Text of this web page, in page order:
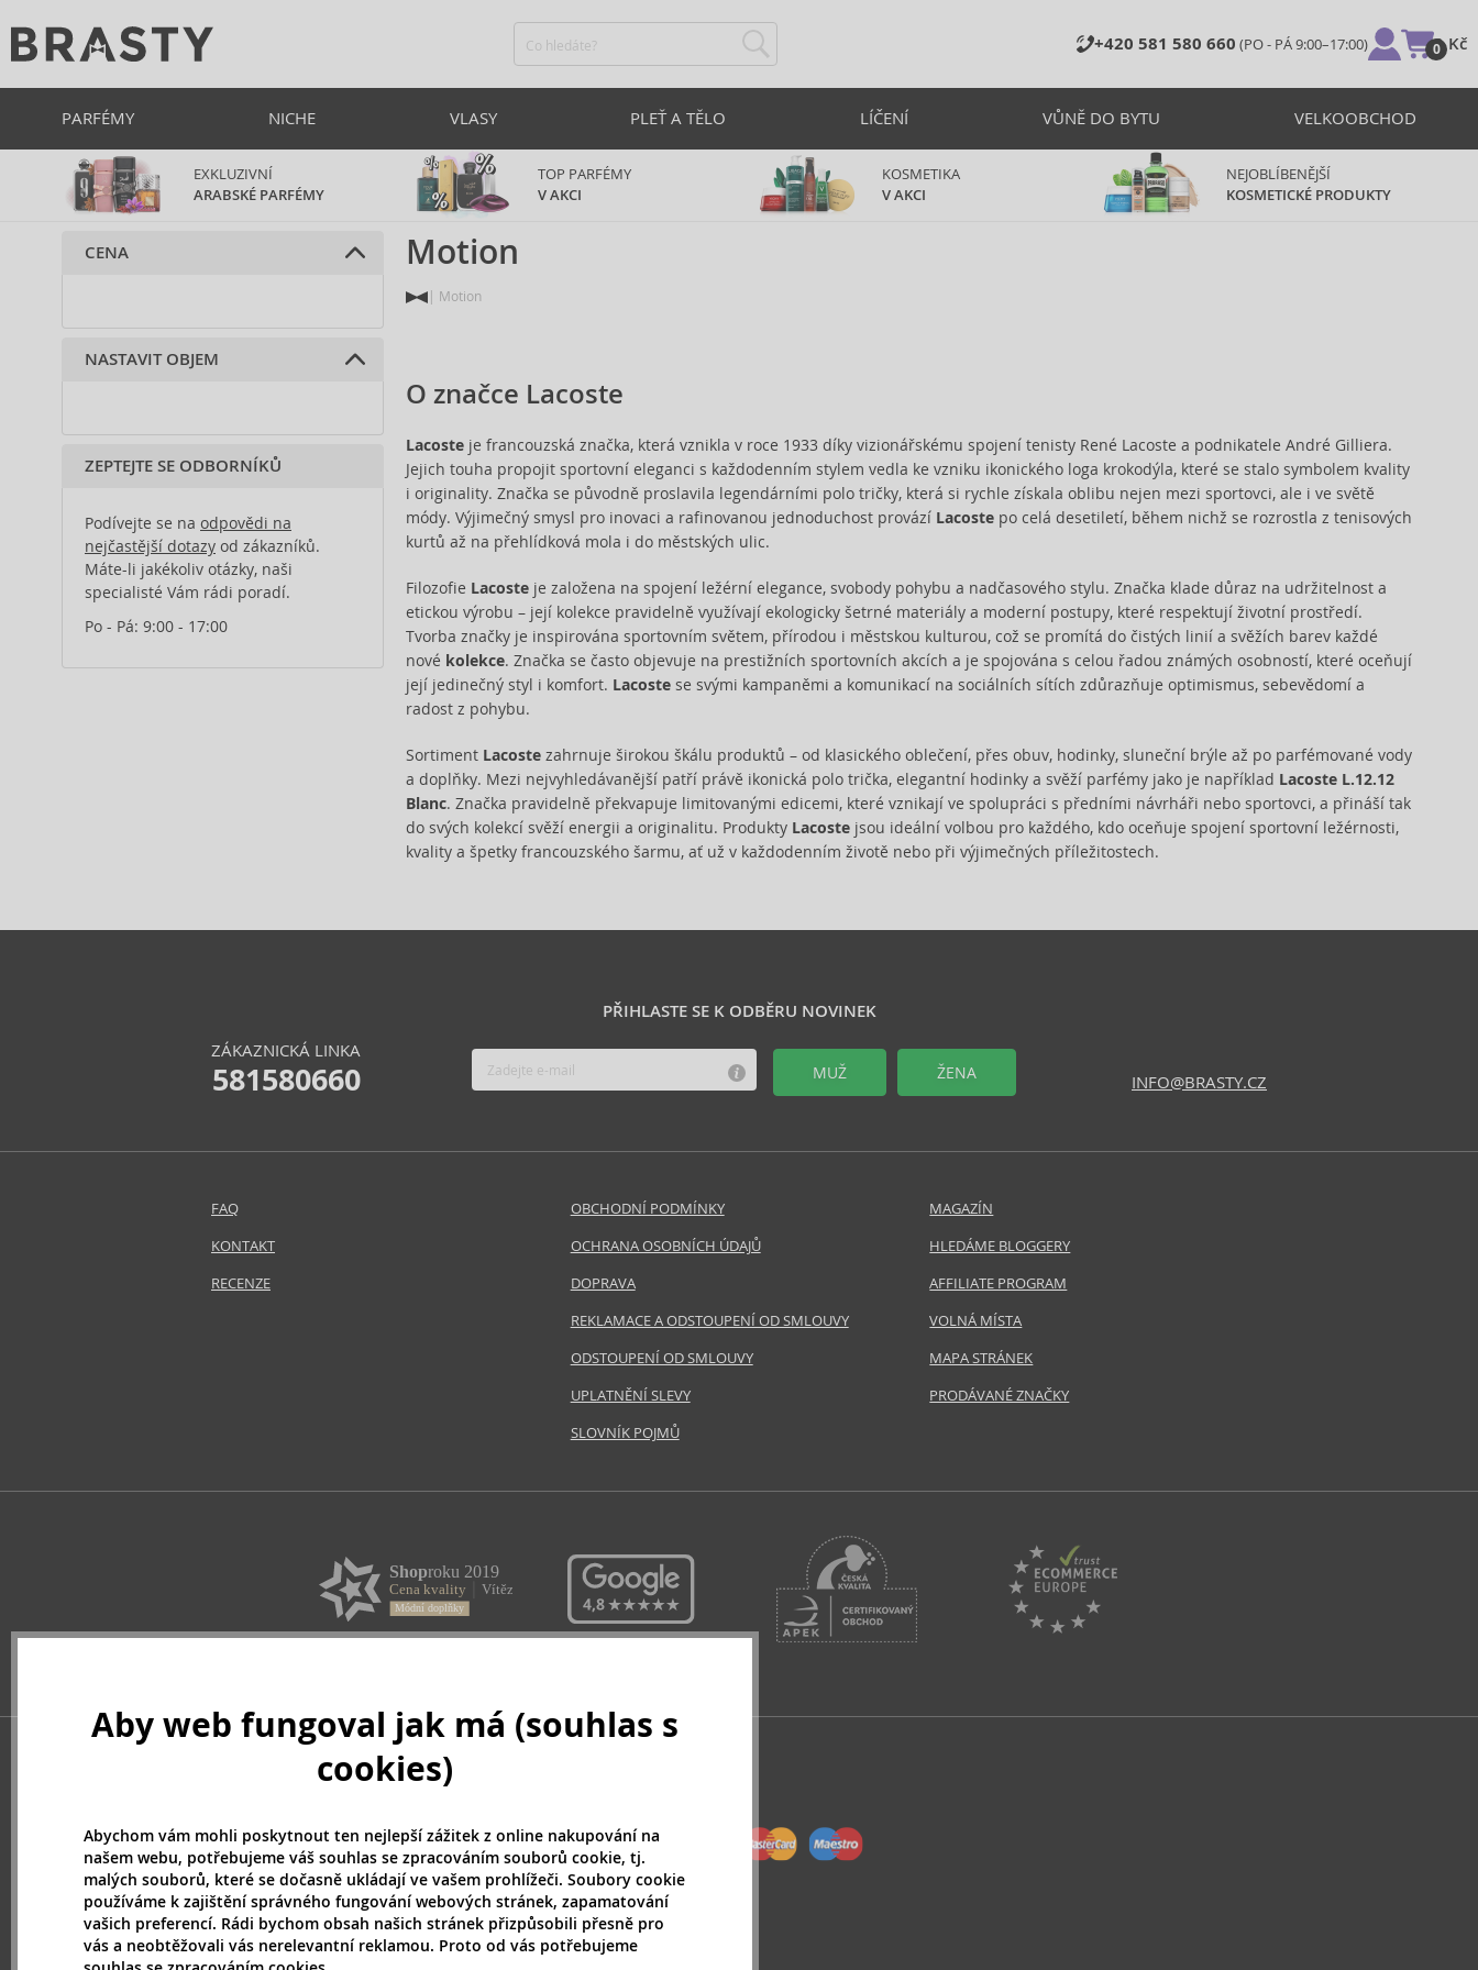
+420 581 580 660 (PO - PÁ 9:00–17:00) 0
0 Kč
PARFÉMY NICHE VLASY PLEŤ A TĚLO LÍČENÍ VŮNĚ DO BYTU VELKOOBCHOD
EXKLUZIVNÍ
ARABSKÉ PARFÉMY
TOP PARFÉMY
V AKCI
KOSMETIKA
V AKCI
NEJOBLÍBENĚJŠÍ
KOSMETICKÉ PRODUKTY
Motion
Motion
O značce Lacoste
Lacosteje francouzská značka, která vznikla v roce 1933 díky vizionářskému spojení tenisty René Lacoste a podnikatele André Gilliera.
Jejich touha propojit sportovní eleganci s každodenním stylem vedla ke vzniku ikonického loga krokodýla, které se stalo symbolem kvality
i originality. Značka se původně proslavila legendárními polo tričky, která si rychle získala oblibu nejen mezi sportovci, ale i ve světě
módy. Výjimečný smysl pro inovaci a rafinovanou jednoduchost provází Lacostepo celá desetiletí, během nichž se rozrostla z tenisových
kurtů až na přehlídková mola i do městských ulic.
Filozofie Lacosteje založena na spojení ležérní elegance, svobody pohybu a nadčasového stylu. Značka klade důraz na udržitelnost a
etickou výrobu – její kolekce pravidelně využívají ekologicky šetrné materiály a moderní postupy, které respektují životní prostředí.
Tvorba značky je inspirována sportovním světem, přírodou i městskou kulturou, což se promítá do čistých linií a svěžích barev každé
nové kolekce. Značka se často objevuje na prestižních sportovních akcích a je spojována s celou řadou známých osobností, které oceňují
její jedinečný styl i komfort. Lacostese svými kampaněmi a komunikací na sociálních sítích zdůrazňuje optimismus, sebevědomí a
radost z pohybu.
Sortiment Lacostezahrnuje širokou škálu produktů – od klasického oblečení, přes obuv, hodinky, sluneční brýle až po parfémované vody
a doplňky. Mezi nejvyhledávanější patří právě ikonická polo trička, elegantní hodinky a svěží parfémy jako je například Lacoste L.12.12
Blanc. Značka pravidelně překvapuje limitovanými edicemi, které vznikají ve spolupráci s předními návrháři nebo sportovci, a přináší tak
do svých kolekcí svěží energii a originalitu. Produkty Lacostejsou ideální volbou pro každého, kdo oceňuje spojení sportovní ležérnosti,
kvality a špetky francouzského šarmu, ať už v každodenním životě nebo při výjimečných příležitostech.
CENA
NASTAVIT OBJEM
ZEPTEJTE SE ODBORNÍKŮ
Podívejte se na odpovědi na
nejčastější dotazy od zákazníků.
Máte-li jakékoliv otázky, naši
specialisté Vám rádi poradí.
Po - Pá: 9:00 - 17:00
PŘIHLASTE SE K ODBĚRU NOVINEK
MUŽ ŽENA
ZÁKAZNICKÁ LINKA
581580660 INFO@BRASTY.CZ
FAQ
KONTAKT
RECENZE
OBCHODNÍ PODMÍNKY
OCHRANA OSOBNÍCH ÚDAJŮ
DOPRAVA
REKLAMACE A ODSTOUPENÍ OD SMLOUVY
ODSTOUPENÍ OD SMLOUVY
UPLATNĚNÍ SLEVY
SLOVNÍK POJMŮ
MAGAZÍN
HLEDÁME BLOGGERY
AFFILIATE PROGRAM
VOLNÁ MÍSTA
MAPA STRÁNEK
PRODÁVANÉ ZNAČKY
Aby web fungoval jak má (souhlas s
cookies)
Abychom vám mohli poskytnout ten nejlepší zážitek z online nakupování na
našem webu, potřebujeme váš souhlas se zpracováním souborů cookie, tj.
malých souborů, které se dočasně ukládají ve vašem prohlížeči. Soubory cookie
používáme k zajištění správného fungování webových stránek, zapamatování
vašich preferencí. Rádi bychom obsah našich stránek přizpůsobili přesně pro
vás a neobtěžovali vás nerelevantní reklamou. Proto od vás potřebujeme